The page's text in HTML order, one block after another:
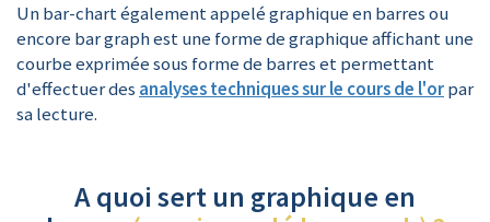
Un bar-chart également appelé graphique en barres ou
encore bar graph est une forme de graphique affichant une
courbe exprimée sous forme de barres et permettant
d'effectuer des analyses techniques sur le cours de l'orpar
sa lecture.
A quoi sert un graphique en